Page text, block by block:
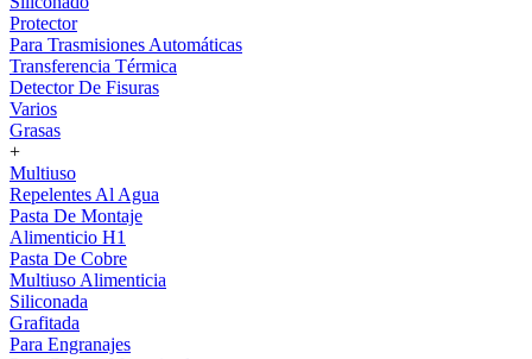
Protector
Para Trasmisiones Automáticas
Transferencia Térmica
Detector De Fisuras
Varios
Grasas
+
Multiuso
Repelentes Al Agua
Pasta De Montaje
Alimenticio H1
Pasta De Cobre
Multiuso Alimenticia
Siliconada
Grafitada
Para Engranajes